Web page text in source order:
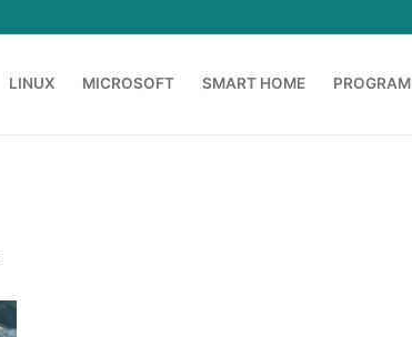
LINUX MICROSOFT SMART HOME